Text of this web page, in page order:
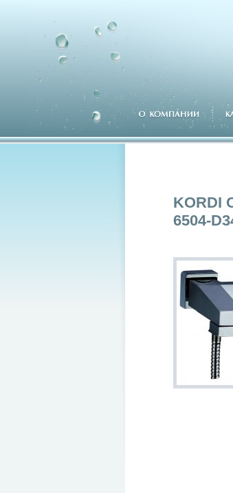
KORDI
6504-